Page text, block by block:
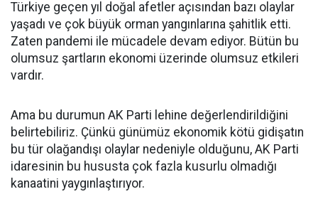
Türkiye geçen yıl doğal afetler açısından bazı olaylar
yaşadı ve çok büyük orman yangınlarına şahitlik etti.
Zaten pandemi ile mücadele devam ediyor. Bütün bu
olumsuz şartların ekonomi üzerinde olumsuz etkileri
vardır.
Ama bu durumun AK Parti lehine değerlendirildiğini
belirtebiliriz. Çünkü günümüz ekonomik kötü gidişatın
bu tür olağandışı olaylar nedeniyle olduğunu, AK Parti
idaresinin bu hususta çok fazla kusurlu olmadığı
kanaatini yaygınlaştırıyor.